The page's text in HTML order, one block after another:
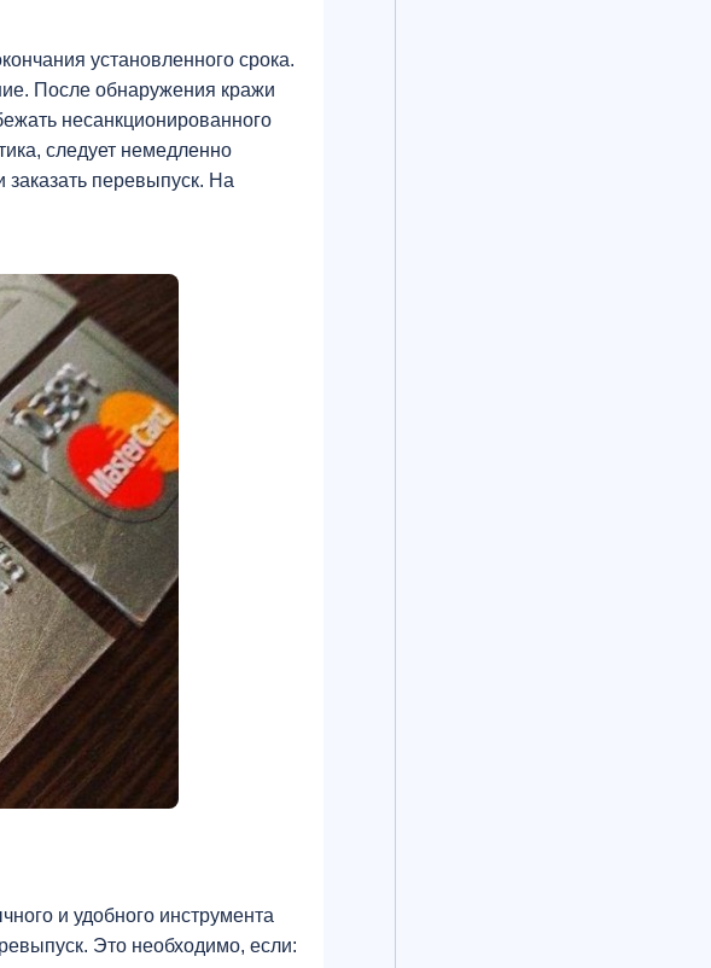
установленного срока.
После обнаружения кражи
несанкционированного
следует немедленно
перевыпуск. На
и удобного инструмента
Это необходимо, если: